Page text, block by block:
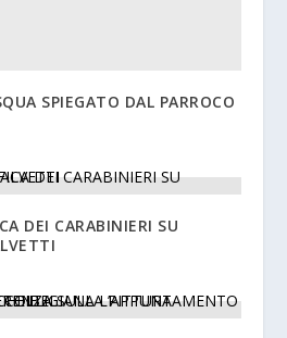
SPIEGATO DAL PARROCO
DEI CARABINIERI SU